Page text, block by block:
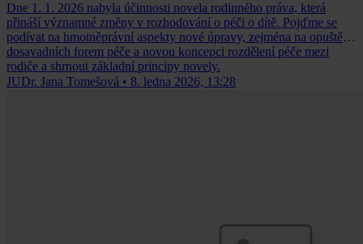
Dne 1. 1. 2026 nabyla účinnosti novela rodinného práva, která
přináší významné změny v rozhodování o péči o dítě. Pojďme se
podívat na hmotněprávní aspekty nové úpravy, zejména na opuštění
dosavadních forem péče a novou koncepci rozdělení péče mezi
rodiče a shrnout základní principy novely.
JUDr. Jana Tomešová • 8. ledna 2026, 13:28